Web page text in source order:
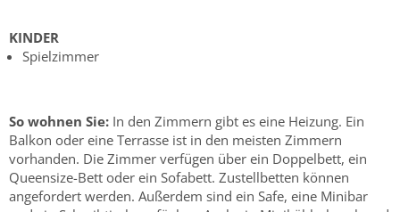
KINDER
Spielzimmer
So wohnen Sie: In den Zimmern gibt es eine Heizung. Ein
Balkon oder eine Terrasse ist in den meisten Zimmern
vorhanden. Die Zimmer verfügen über ein Doppelbett, ein
Queensize-Bett oder ein Sofabett. Zustellbetten können
angefordert werden. Außerdem sind ein Safe, eine Minibar